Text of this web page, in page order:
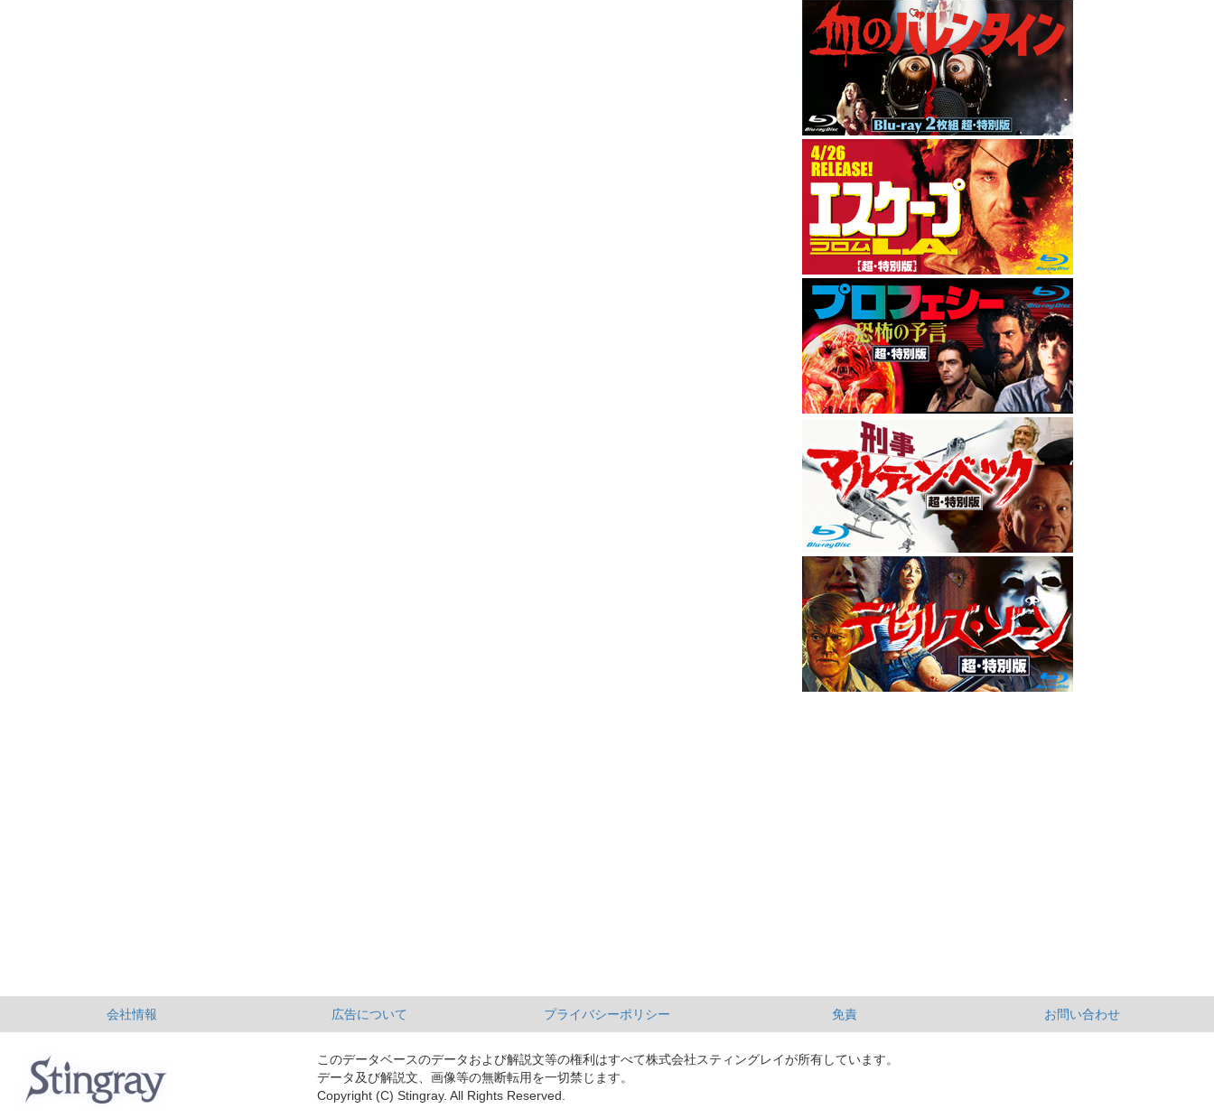
会社情報 広告について プライバシーポリシー 免責 お問い合わせ
このデータベースのデータおよび解説文等の権利はすべて株式会社スティングレイが所有しています。
データ及び解説文、画像等の無断転用を一切禁じます。
Copyright (C) Stingray. All Rights Reserved.